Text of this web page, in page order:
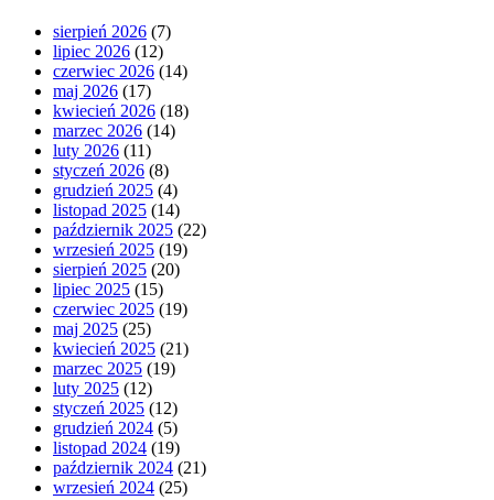
sierpień 2026 (7)
lipiec 2026 (12)
czerwiec 2026 (14)
maj 2026 (17)
kwiecień 2026 (18)
marzec 2026 (14)
luty 2026 (11)
styczeń 2026 (8)
grudzień 2025 (4)
listopad 2025 (14)
październik 2025 (22)
wrzesień 2025 (19)
sierpień 2025 (20)
lipiec 2025 (15)
czerwiec 2025 (19)
maj 2025 (25)
kwiecień 2025 (21)
marzec 2025 (19)
luty 2025 (12)
styczeń 2025 (12)
grudzień 2024 (5)
listopad 2024 (19)
październik 2024 (21)
wrzesień 2024 (25)